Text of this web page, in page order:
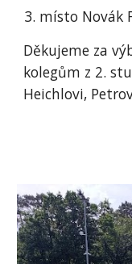
místo Novák
Děkujeme za
kolegům z 2.
Heichlovi,